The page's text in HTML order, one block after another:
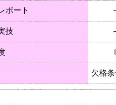
ポート
技
欠格